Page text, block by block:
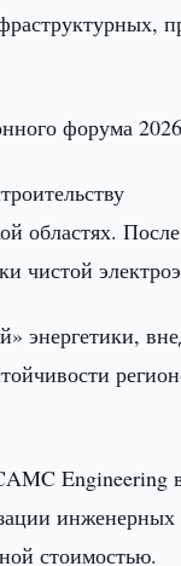
форума
областях.
чистой
энергетики,
Engineering
инженерных
стоимостью.